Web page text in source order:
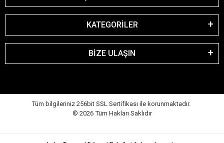
KATEGORİLER
BİZE ULAŞIN
Tüm bilgileriniz 256bit SSL Sertifikası ile korunmaktadır.
© 2026 Tüm Hakları Saklıdır